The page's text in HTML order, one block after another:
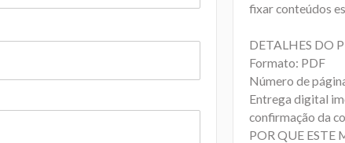
fixar conteúdos
DETALHES DO
Formato: PDF
Número de
Entrega digital
confirmação da
POR QUE ESTE